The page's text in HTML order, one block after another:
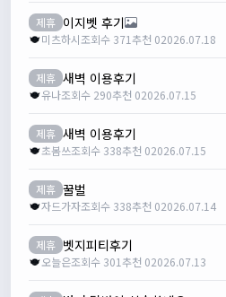
제휴 이지벳 후기
미츠하시조회수 371추천 02026.07.18
제휴 새벽 이용후기
유나조회수 290추천 02026.07.15
제휴 새벽 이용후기
초봄쓰조회수 338추천 02026.07.15
제휴 꿀벌
자드가자조회수 338추천 02026.07.14
제휴 벳지피티후기
오늘은조회수 301추천 02026.07.13